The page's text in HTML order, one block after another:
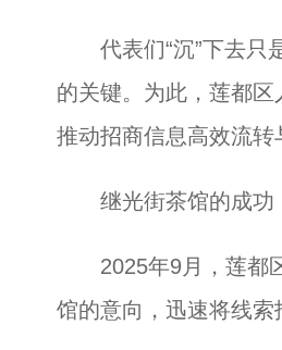
代表们“沉”下去只是
的关键。为此，莲都
推动招商信息高效流转
继光街茶馆的成功，
2025年9月，莲都区
馆的意向，迅速将线索